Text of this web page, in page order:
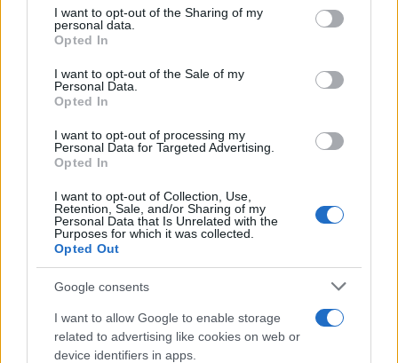
not limited to your visit or usage behaviour. You may click to
grant or deny consent to Google and its third-party tags to
use your data for below specified purposes in below Google
consent section.
I want to opt-out of the Sharing of my
personal data.
Opted In
I want to opt-out of the Sale of my
Personal Data.
Opted In
I want to opt-out of processing my
Personal Data for Targeted Advertising.
Opted In
I want to opt-out of Collection, Use,
Retention, Sale, and/or Sharing of my
Personal Data that Is Unrelated with the
Purposes for which it was collected.
Opted Out
Google consents
I want to allow Google to enable storage
related to advertising like cookies on web or
device identifiers in apps.
zunanji minister Rupel je potrdil, da ga takšno delo
zanima. Vlada naj bi o imenovanju po nekaterih
napovedih odločala danes.
Vir: STA, Vlada RS, Sledilnik za covid-19
Opozorilo:Po 297. členu Kazenskega zakonika je
posameznik kazensko odgovoren za javno spodbujanje
sovraštva, nasilja ali nestrpnosti. Komentarji z žaljivimi,
rasističnimi, diskriminatornimi ali nezakonitimi vsebinami bodo
odstranjeni. Pravila komentiranja →